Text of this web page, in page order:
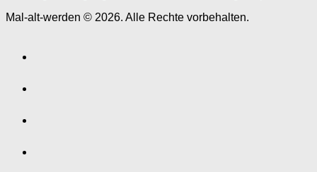
Mal-alt-werden © 2026. Alle Rechte vorbehalten.